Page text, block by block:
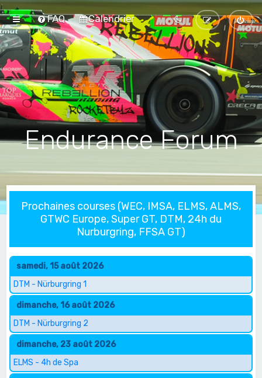
FAQ Calendrier
Endurance Forum
Prochaines courses (WEC, IMSA, ELMS, ALMS,
GTWC Europe, Super GT, DTM, 24h du
Nurburgring, FFSA GT)
samedi, 15 août 2026
DTM - Nürburgring 1
dimanche, 16 août 2026
DTM - Nürburgring 2
dimanche, 23 août 2026
ELMS - 4h de Spa